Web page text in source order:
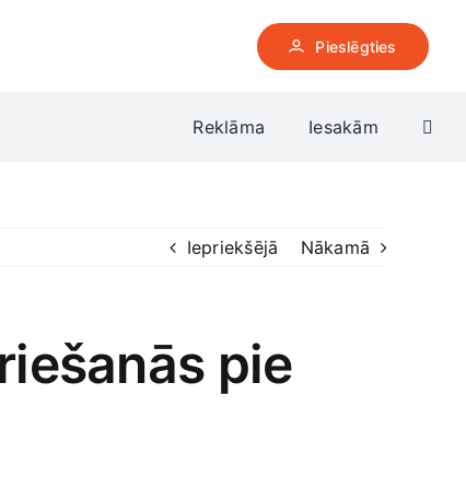
Pieslēgties
Reklāma Iesakām
Iepriekšējā Nākamā
pie